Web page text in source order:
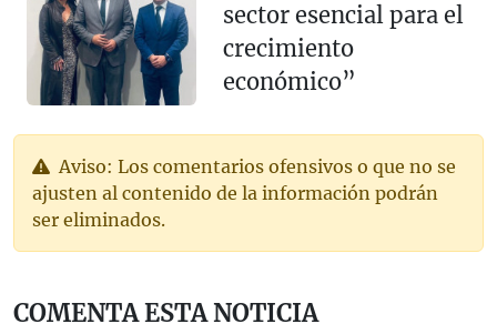
sector esencial para el
crecimiento
económico”
Aviso: Los comentarios ofensivos o que no se
ajusten al contenido de la información podrán
ser eliminados.
COMENTA ESTA NOTICIA